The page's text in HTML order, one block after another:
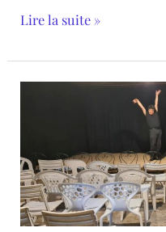
Lire la suite »
de
drones,
de
bombes,